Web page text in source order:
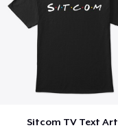
Sitcom TV Text Art